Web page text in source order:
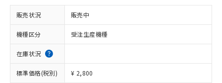
販売状況 販売中
機種区分 受注生産機種
在庫状況
標準価格(税別) ¥ 2,800